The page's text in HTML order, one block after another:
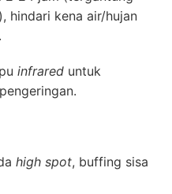
hindari kena air/hujan
infrared untuk
high spot, buffing sisa